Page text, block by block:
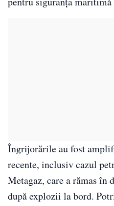
Îngrijorările au fost
recente, inclusiv cazul
Metagaz, care a rămas în
după explozii la bord.